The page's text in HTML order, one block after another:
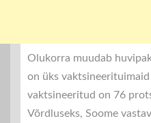
Olukorra muudab
on üks
vaktsineeritud on 76
Võrdluseks, Soome